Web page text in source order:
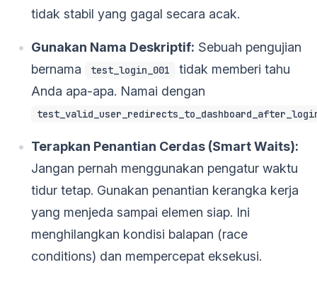
tidak stabil yang gagal secara acak.
Gunakan Nama Deskriptif: Sebuah pengujian
bernama
test_login_001
tidak memberi tahu
Anda apa-apa. Namai dengan
Terapkan Penantian Cerdas (Smart Waits):
Jangan pernah menggunakan pengatur waktu
tidur tetap. Gunakan penantian kerangka kerja
yang menjeda sampai elemen siap. Ini
menghilangkan kondisi balapan (race
conditions) dan mempercepat eksekusi.